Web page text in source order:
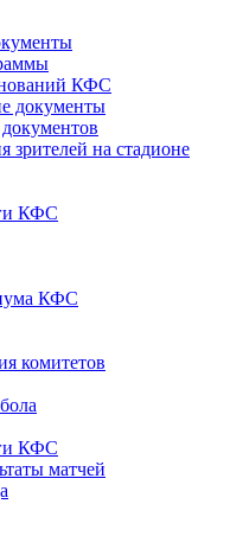
КФС
документы
зрителей на стадионе
КФС
КФС
комитетов
КФС
матчей